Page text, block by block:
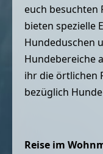
euch besuchten
bieten spezielle
Hundeduschen
Hundebereiche
ihr die örtlichen
bezüglich
Reise im